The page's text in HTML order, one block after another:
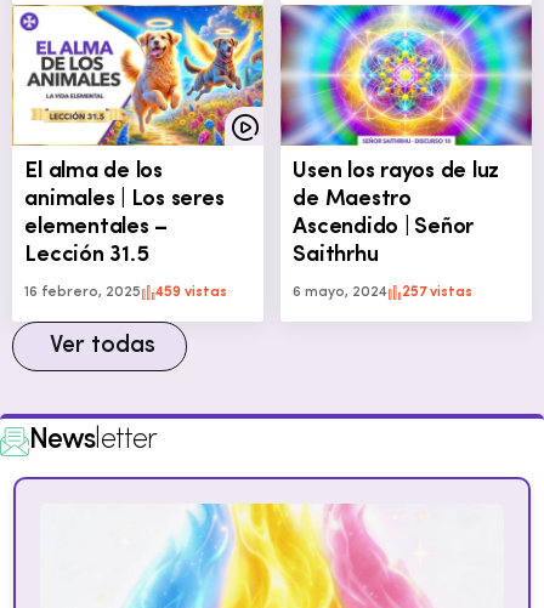
El alma de los
animales | Los seres
elementales –
Lección 31.5
16 febrero, 2025 459 vistas
Usen los rayos de luz
de Maestro
Ascendido | Señor
Saithrhu
6 mayo, 2024 257 vistas
Ver todas
Newsletter